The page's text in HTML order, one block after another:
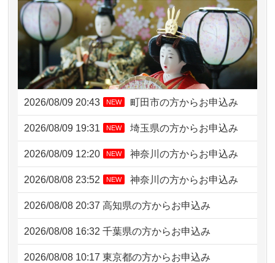
2026/08/09 20:43 NEW 町田市の方からお申込み
2026/08/09 19:31 NEW 埼玉県の方からお申込み
2026/08/09 12:20 NEW 神奈川の方からお申込み
2026/08/08 23:52 NEW 神奈川の方からお申込み
2026/08/08 20:37 高知県の方からお申込み
2026/08/08 16:32 千葉県の方からお申込み
2026/08/08 10:17 東京都の方からお申込み